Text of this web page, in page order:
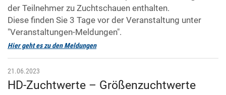
der Teilnehmer zu Zuchtschauen enthalten.
Diese finden Sie 3 Tage vor der Veranstaltung unter
"Veranstaltungen-Meldungen".
Hier geht es zu den Meldungen
21.06.2023
HD-Zuchtwerte – Größenzuchtwerte